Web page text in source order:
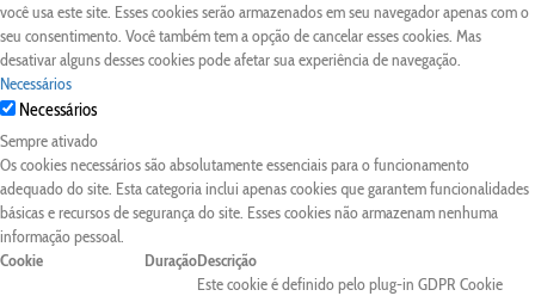
você usa este site. Esses cookies serão armazenados em seu navegador apenas com o
seu consentimento. Você também tem a opção de cancelar esses cookies. Mas
desativar alguns desses cookies pode afetar sua experiência de navegação.
Necessários
Necessários
Sempre ativado
Os cookies necessários são absolutamente essenciais para o funcionamento
adequado do site. Esta categoria inclui apenas cookies que garantem funcionalidades
básicas e recursos de segurança do site. Esses cookies não armazenam nenhuma
informação pessoal.
Cookie
DuraçãoDescrição
Este cookie é definido pelo plug-in GDPR Cookie